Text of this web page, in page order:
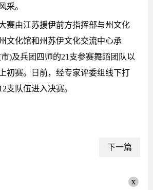
采。
赛由江苏援伊前方指挥部与州文化
文化馆和州苏伊文化交流中心承
)及兵团四师的21支参赛舞蹈团队以
初赛。日前，经专家评委组线下打
支队伍进入决赛。
下一篇
x